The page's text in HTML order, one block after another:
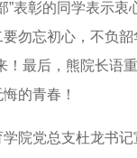
”表彰的同学表示
勿忘初心，不负
最后，熊院长语
的青春！
院党总支杜龙书